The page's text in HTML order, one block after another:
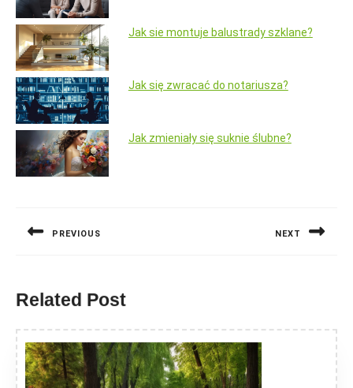
Jak sie montuje balustrady szklane?
Jak się zwracać do notariusza?
Jak zmieniały się suknie ślubne?
PREVIOUS NEXT
Related Post